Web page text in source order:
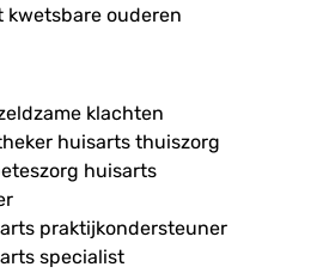
kwetsbare ouderen
klachten
huisarts thuiszorg
huisarts
praktijkondersteuner
specialist